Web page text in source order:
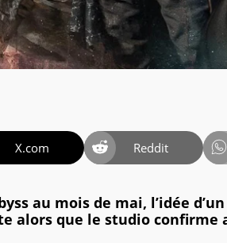
X.com Reddit
au mois de mai, l’idée
alors que le studio